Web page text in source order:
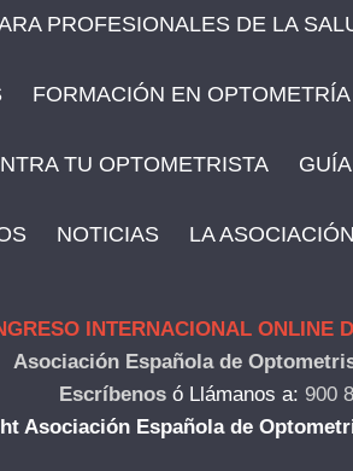
PROFESIONALES DE LA
FORMACIÓN EN OPTOMETRÍA
TU OPTOMETRISTA
NOTICIAS LA ASOCIACIÓN
INTERNACIONAL ONLINE
Asociación Española de
Escríbenos ó Llámanos a: 900
Asociación Española de